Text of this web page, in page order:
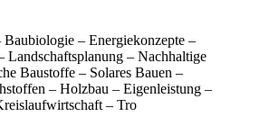
– Energiekonzepte –
Landschaftsplanung – Nachhaltige
Baustoffe – Solares Bauen –
– Holzbau – Eigenleistung –
– Tro